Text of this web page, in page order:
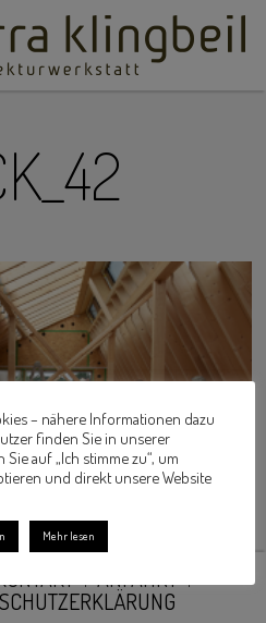
ANFAHRT
– nähere Informationen dazu
finden Sie in unserer
auf „Ich stimme zu“, um
und direkt unsere Website
Mehr lesen